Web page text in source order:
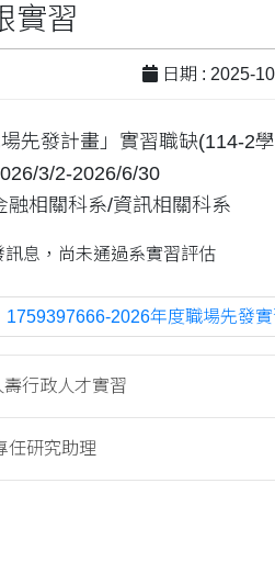
實習
日期 : 2025-
先發計畫」實習職缺(114-2
3/2-2026/6/30
融相關科系/資訊相關科系
訊息，尚未通過系實習評估
1759397666-2026年度職場先發
壽行政人才實習
任研究助理